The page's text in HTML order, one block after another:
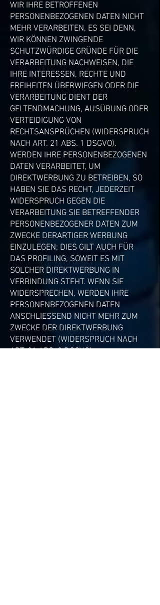
WIR IHRE BETROFFENEN
PERSONENBEZOGENEN DATEN NICHT
MEHR VERARBEITEN, ES SEI DENN,
WIR KÖNNEN ZWINGENDE
SCHUTZWÜRDIGE GRÜNDE FÜR DIE
VERARBEITUNG NACHWEISEN, DIE
IHRE INTERESSEN, RECHTE UND
FREIHEITEN ÜBERWIEGEN ODER DIE
VERARBEITUNG DIENT DER
GELTENDMACHUNG, AUSÜBUNG ODER
VERTEIDIGUNG VON
RECHTSANSPRÜCHEN (WIDERSPRUCH
NACH ART. 21 ABS. 1 DSGVO).
WERDEN IHRE PERSONENBEZOGENEN
DATEN VERARBEITET, UM
DIREKTWERBUNG ZU BETREIBEN, SO
HABEN SIE DAS RECHT, JEDERZEIT
WIDERSPRUCH GEGEN DIE
VERARBEITUNG SIE BETREFFENDER
PERSONENBEZOGENER DATEN ZUM
ZWECKE DERARTIGER WERBUNG
EINZULEGEN; DIES GILT AUCH FÜR
DAS PROFILING, SOWEIT ES MIT
SOLCHER DIREKTWERBUNG IN
VERBINDUNG STEHT. WENN SIE
WIDERSPRECHEN, WERDEN IHRE
PERSONENBEZOGENEN DATEN
ANSCHLIESSEND NICHT MEHR ZUM
ZWECKE DER DIREKTWERBUNG
VERWENDET (WIDERSPRUCH NACH
ART. 21 ABS. 2 DSGVO).